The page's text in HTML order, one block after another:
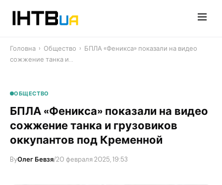
Головна › Общество › БПЛА «Феникса» показали на видео
сожжение танка и…
ОБЩЕСТВО
БПЛА «Феникса» показали на видео
сожжение танка и грузовиков
оккупантов под Кременной
ByОлег Бевзя/20 февраля 2025, 19:53